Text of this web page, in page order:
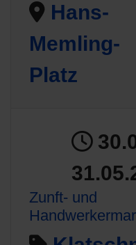
Hans-
Memling-
Platz
Zunft- und